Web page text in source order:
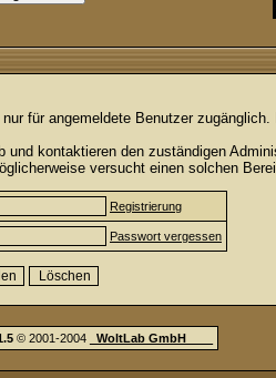
für angemeldete Benutzer
und kontaktieren den zuständigen
versucht einen solchen
Registrierung
Passwort vergessen
© 2001-2004 WoltLab GmbH